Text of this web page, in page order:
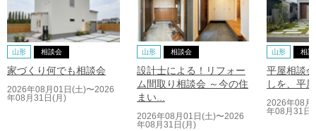
山形 相談会
家づくり何でも相談会
2026年08月01日(土)〜2026
年08月31日(月)
山形 相談会
設計士による！リフォー
ム間取り相談会 ～今の住
まい...
2026年08月01日(土)〜2026
年08月31日(月)
山形 相談
平屋相談
しを、平
2026年08月
年08月31日(